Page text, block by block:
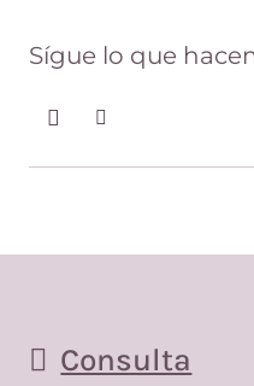
Sígue lo que
Consulta